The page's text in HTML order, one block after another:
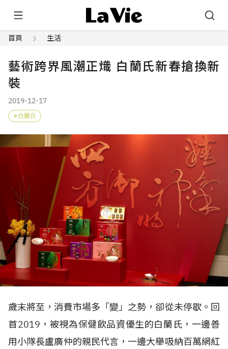
首頁 生活
藝術跨界風潮正熾 白蘭氏新春搶換新
裝
2019-12-17
白蘭氏
歲末將至，消費市場多「變」之勢，卻從未停歇。回
首2019，被視為保健飲品資優生的白蘭氏，一邊善
用小隊長盧廣仲的親民代言，一邊大舉吸納百萬網紅